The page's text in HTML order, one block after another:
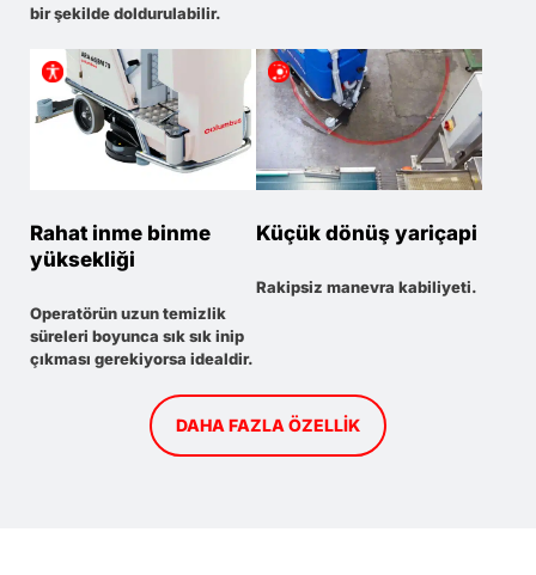
bir şekilde doldurulabilir.
Rahat inme binme
yüksekliği
Operatörün uzun temizlik
süreleri boyunca sık sık inip
çıkması gerekiyorsa idealdir.
Küçük dönüş yariçapi
Rakipsiz manevra kabiliyeti.
DAHA FAZLA ÖZELLIK